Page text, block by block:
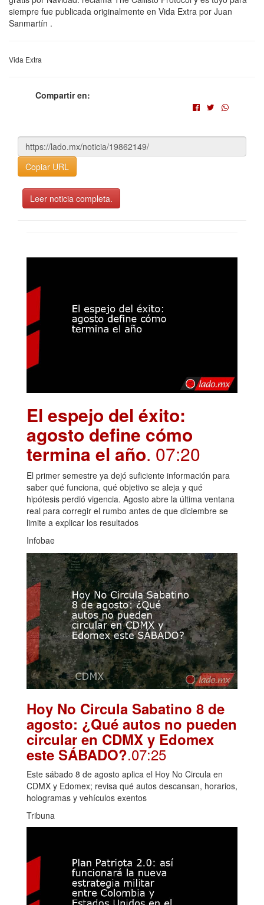
siempre fue publicada originalmente en Vida Extra por Juan
Sanmartín .
Vida Extra
Compartir en:
Copiar URL
Leer noticia completa.
El espejo del éxito:
agosto define cómo
termina el año. 07:20
El primer semestre ya dejó suficiente información para
saber qué funciona, qué objetivo se aleja y qué
hipótesis perdió vigencia. Agosto abre la última ventana
real para corregir el rumbo antes de que diciembre se
limite a explicar los resultados
Infobae
Hoy No Circula Sabatino 8 de
agosto: ¿Qué autos no pueden
circular en CDMX y Edomex
este SÁBADO?.07:25
Este sábado 8 de agosto aplica el Hoy No Circula en
CDMX y Edomex; revisa qué autos descansan, horarios,
hologramas y vehículos exentos
Tribuna